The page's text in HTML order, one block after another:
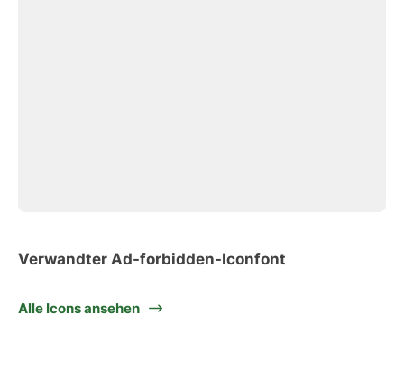
Verwandter Ad-forbidden-Iconfont
Alle Icons ansehen